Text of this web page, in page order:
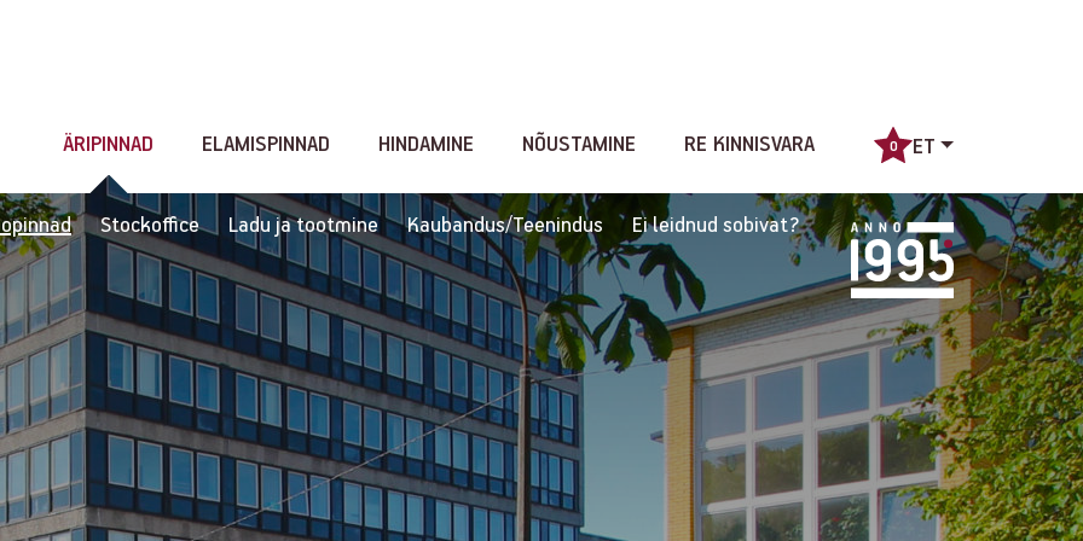
RE KINNISVARA
NÕUSTAMINE
HINDAMINE
ELAMISPINNAD
ÄRIPINNAD
Ei leidnud sobivat?
Kaubandus/Teenindus
Ladu ja tootmine
Stockoffice
0 ET